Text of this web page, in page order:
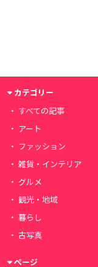
カテゴリー
すべての記事
アート
ファッション
雑貨・インテリア
グルメ
観光・地域
暮らし
古写真
ページ